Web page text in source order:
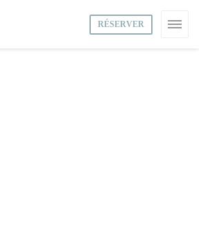
RÉSERVER